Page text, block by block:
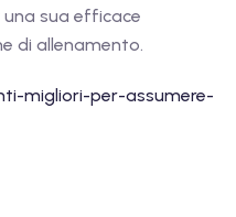
sua efficace
di allenamento.
migliori-per-assumere-